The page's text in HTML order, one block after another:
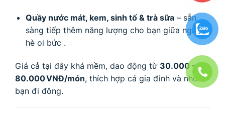
Quầy nước mát, kem, sinh tố & trà sữa– sẵn
sàng tiếp thêm năng lượng cho bạn giữa ngày
hè oi bức .
Giá cả tại đây khá mềm, dao động từ 30.000 –
80.000 VNĐ/món, thích hợp cả gia đình và nhóm
bạn đi đông.